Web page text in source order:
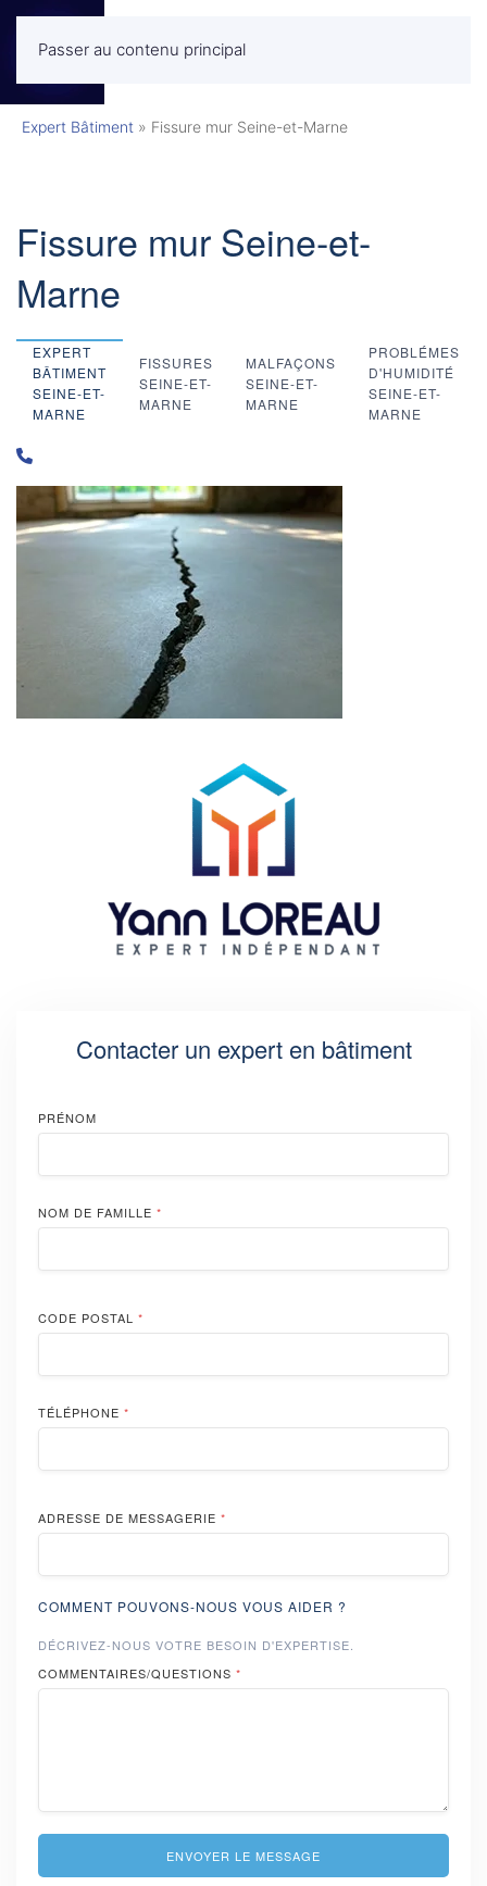
Passer au contenu principalMENU
Expert Bâtiment » Fissure mur Seine-et-Marne
Fissure mur Seine-et-
Marne
EXPERT
BÂTIMENT
SEINE-ET-
MARNE
FISSURES
SEINE-ET-
MARNE
MALFAÇONS
SEINE-ET-
MARNE
PROBLÉMES
D'HUMIDITÉ
SEINE-ET-
MARNE
Contacter un expert en bâtiment
PRÉNOM
NOM DE FAMILLE *
CODE POSTAL *
TÉLÉPHONE *
ADRESSE DE MESSAGERIE *
COMMENT POUVONS-NOUS VOUS AIDER ?
DÉCRIVEZ-NOUS VOTRE BESOIN D'EXPERTISE.
COMMENTAIRES/QUESTIONS *
ENVOYER LE MESSAGE